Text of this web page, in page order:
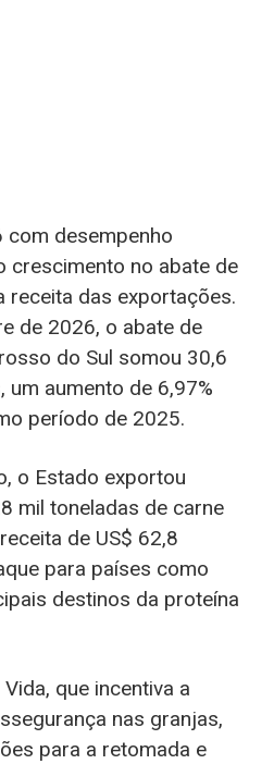
com desempenho
crescimento no abate de
receita das exportações.
de 2026, o abate de
do Sul somou 30,6
um aumento de 6,97%
período de 2025.
o Estado exportou
mil toneladas de carne
de US$ 62,8
para países como
destinos da proteína
que incentiva a
nas granjas,
para a retomada e